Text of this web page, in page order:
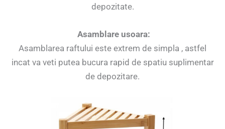
depozitate.
Asamblare usoara:
Asamblarea raftului este extrem de simpla , astfel
incat va veti putea bucura rapid de spatiu suplimentar
de depozitare.